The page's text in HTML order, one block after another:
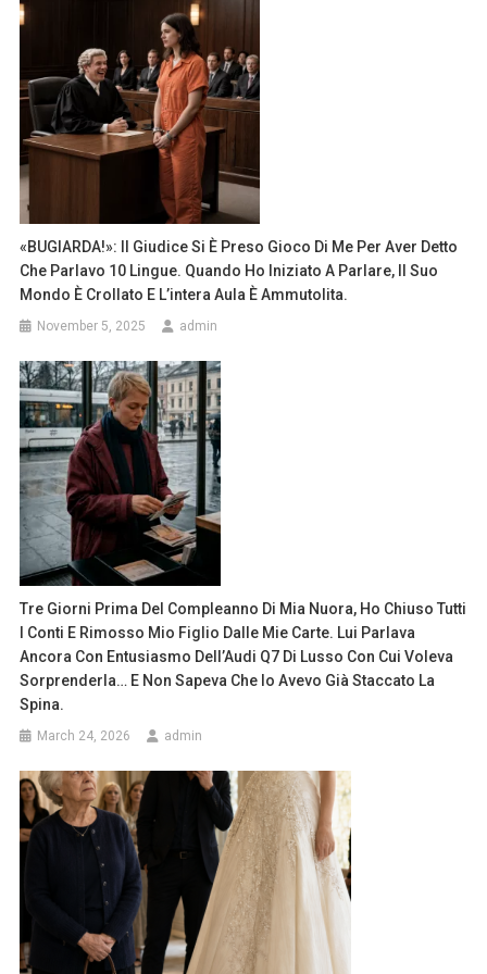
«BUGIARDA!»: Il Giudice Si È Preso Gioco Di Me Per Aver Detto
Che Parlavo 10 Lingue. Quando Ho Iniziato A Parlare, Il Suo
Mondo È Crollato E L’intera Aula È Ammutolita.
November 5, 2025 admin
Tre Giorni Prima Del Compleanno Di Mia Nuora, Ho Chiuso Tutti
I Conti E Rimosso Mio Figlio Dalle Mie Carte. Lui Parlava
Ancora Con Entusiasmo Dell’Audi Q7 Di Lusso Con Cui Voleva
Sorprenderla… E Non Sapeva Che Io Avevo Già Staccato La
Spina.
March 24, 2026 admin